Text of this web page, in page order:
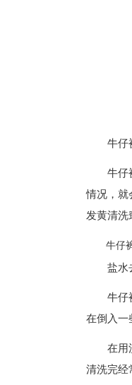
牛仔
牛仔
情况，就
发黄清洗
牛仔裤
盐水
牛仔
在倒入一
在用
清洗完经